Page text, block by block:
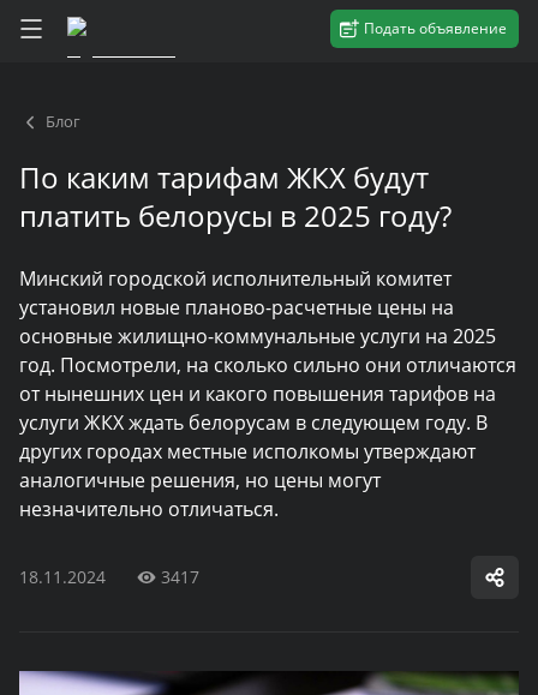
Подать объявление
Блог
По каким тарифам ЖКХ будут
платить белорусы в 2025 году?
Минский городской исполнительный комитет
установил новые планово-расчетные цены на
основные жилищно-коммунальные услуги на 2025
год. Посмотрели, на сколько сильно они отличаются
от нынешних цен и какого повышения тарифов на
услуги ЖКХ ждать белорусам в следующем году. В
других городах местные исполкомы утверждают
аналогичные решения, но цены могут
незначительно отличаться.
18.11.2024 3417